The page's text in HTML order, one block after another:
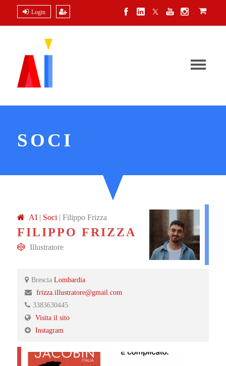
Login
SOCI
AI | Soci | Filippo Frizza
FILIPPO FRIZZA
Illustratore
Brescia Lombardia
frizza.illustratore@gmail.com
3383630445
Visita il sito
Instagram